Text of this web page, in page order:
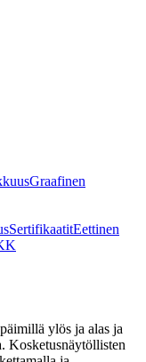
Graafinen
SertifikaatitEettinen
ylös ja alas ja
Kosketusnäytöllisten